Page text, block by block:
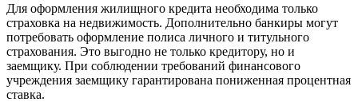
Для оформления жилищного кредита необходима только
страховка на недвижимость. Дополнительно банкиры могут
потребовать оформление полиса личного и титульного
страхования. Это выгодно не только кредитору, но и
заемщику. При соблюдении требований финансового
учреждения заемщику гарантирована пониженная процентная
ставка.